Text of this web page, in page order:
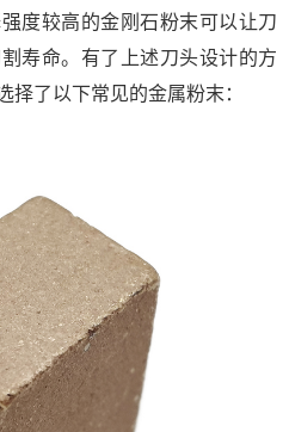
度较高的金刚石粉末可以让刀
寿命。有了上述刀头设计的方
了以下常见的金属粉末：